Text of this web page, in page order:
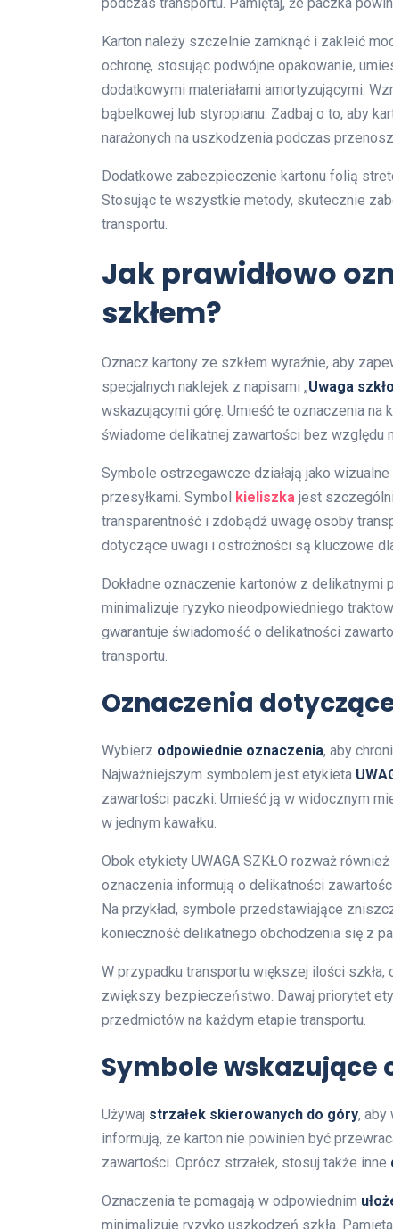
podczas transportu. Pamiętaj, że paczka
Karton należy szczelnie zamknąć i zakleić
ochronę, stosując podwójne opakowanie,
dodatkowymi materiałami amortyzującymi.
bąbelkowej lub styropianu. Zadbaj o to, aby
narażonych na uszkodzenia podczas
Dodatkowe zabezpieczenie kartonu folią
Stosując te wszystkie metody, skutecznie
transportu.
Jak prawidłowo
szkłem?
Oznacz kartony ze szkłem wyraźnie, aby
specjalnych naklejek z napisami „Uwaga szkło
wskazującymi górę. Umieść te oznaczenia na
świadome delikatnej zawartości bez względu
Symbole ostrzegawcze działają jako
przesyłkami. Symbol
kieliszka jest
transparentność i zdobądź uwagę osoby
dotyczące uwagi i ostrożności są kluczowe
Dokładne oznaczenie kartonów z
minimalizuje ryzyko nieodpowiedniego
gwarantuje świadomość o delikatności
transportu.
Oznaczenia
Wybierz odpowiednie oznaczenia, aby
Najważniejszym symbolem jest etykieta
zawartości paczki. Umieść ją w widocznym
w jednym kawałku.
Obok etykiety UWAGA SZKŁO rozważ
oznaczenia informują o delikatności
Na przykład, symbole przedstawiające
konieczność delikatnego obchodzenia się z
W przypadku transportu większej ilości szkła,
zwiększy bezpieczeństwo. Dawaj priorytet
przedmiotów na każdym etapie transportu.
Symbole wskazujące
Używaj strzałek skierowanych do góry, aby
informują, że karton nie powinien być
zawartości. Oprócz strzałek, stosuj także inne
Oznaczenia te pomagają w odpowiednim
minimalizuje ryzyko uszkodzeń szkła.